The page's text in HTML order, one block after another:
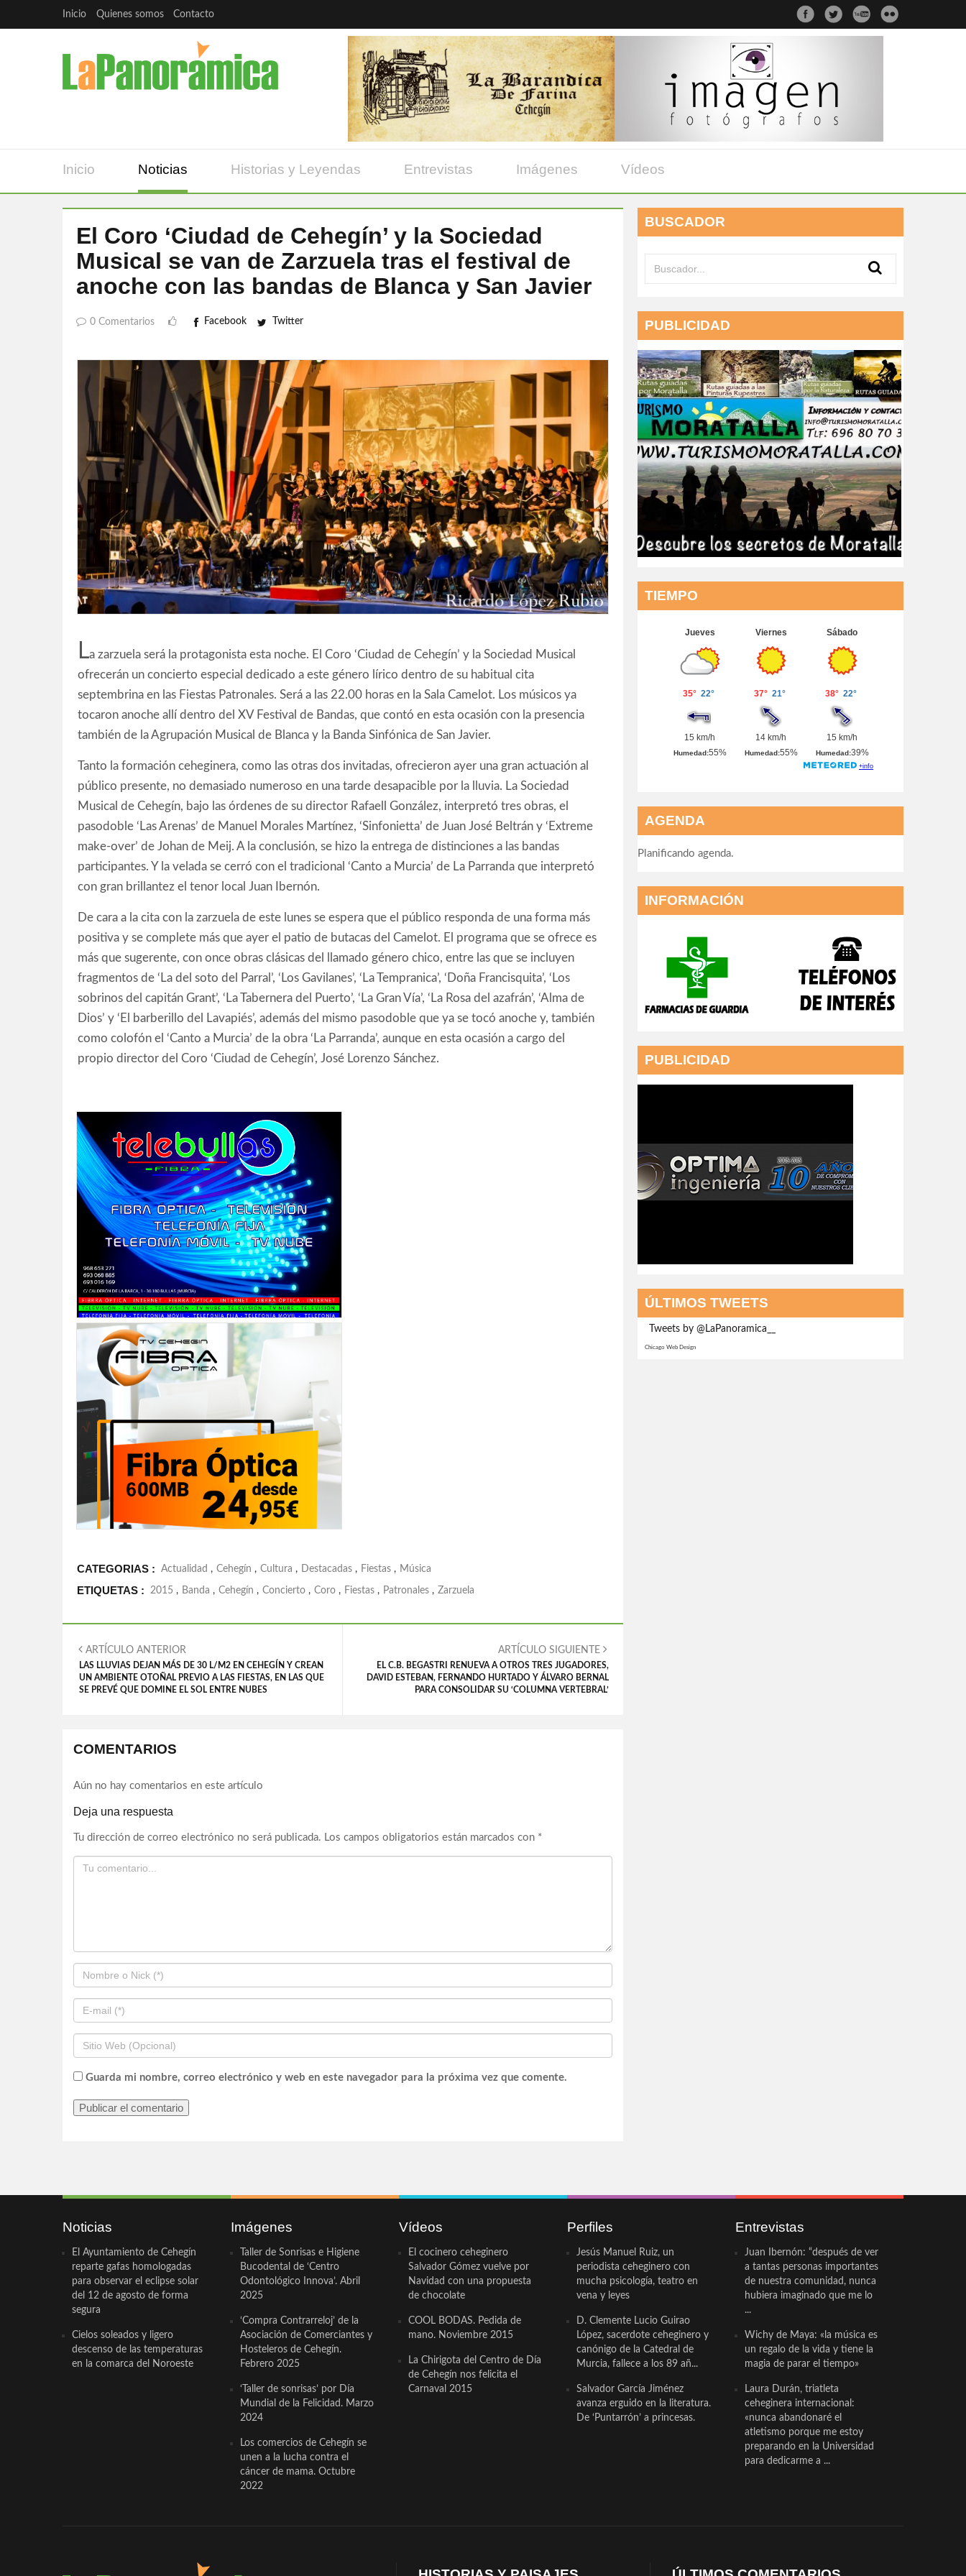
Inicio Quienes somos Contacto
Inicio Noticias Historias y Leyendas Entrevistas Imágenes Vídeos
El Coro ‘Ciudad de Cehegín’ y la Sociedad
Musical se van de Zarzuela tras el festival de
anoche con las bandas de Blanca y San Javier
0 Comentarios Facebook Twitter
La zarzuela será la protagonista esta noche. El Coro ‘Ciudad de Cehegín’ y la Sociedad Musical
ofrecerán un concierto especial dedicado a este género lírico dentro de su habitual cita
septembrina en las Fiestas Patronales. Será a las 22.00 horas en la Sala Camelot. Los músicos ya
tocaron anoche allí dentro del XV Festival de Bandas, que contó en esta ocasión con la presencia
también de la Agrupación Musical de Blanca y la Banda Sinfónica de San Javier.
Tanto la formación ceheginera, como las otras dos invitadas, ofrecieron ayer una gran actuación al
público presente, no demasiado numeroso en una tarde desapacible por la lluvia. La Sociedad
Musical de Cehegín, bajo las órdenes de su director Rafaell González, interpretó tres obras, el
pasodoble ‘Las Arenas’ de Manuel Morales Martínez, ‘Sinfonietta’ de Juan José Beltrán y ‘Extreme
make-over’ de Johan de Meij. A la conclusión, se hizo la entrega de distinciones a las bandas
participantes. Y la velada se cerró con el tradicional ‘Canto a Murcia’ de La Parranda que interpretó
con gran brillantez el tenor local Juan Ibernón.
De cara a la cita con la zarzuela de este lunes se espera que el público responda de una forma más
positiva y se complete más que ayer el patio de butacas del Camelot. El programa que se ofrece es
más que sugerente, con once obras clásicas del llamado género chico, entre las que se incluyen
fragmentos de ‘La del soto del Parral’, ‘Los Gavilanes’, ‘La Tempranica’, ‘Doña Francisquita’, ‘Los
sobrinos del capitán Grant’, ‘La Tabernera del Puerto’, ‘La Gran Vía’, ‘La Rosa del azafrán’, ‘Alma de
Dios’ y ‘El barberillo del Lavapiés’, además del mismo pasodoble que ya se tocó anoche y, también
como colofón el ‘Canto a Murcia’ de la obra ‘La Parranda’, aunque en esta ocasión a cargo del
propio director del Coro ‘Ciudad de Cehegín’, José Lorenzo Sánchez.
CATEGORIAS : Actualidad , Cehegín , Cultura , Destacadas , Fiestas , Música
ETIQUETAS : 2015 , Banda , Cehegín , Concierto , Coro , Fiestas , Patronales , Zarzuela
ARTÍCULO ANTERIOR
LAS LLUVIAS DEJAN MÁS DE 30 L/M2 EN CEHEGÍN Y CREAN
UN AMBIENTE OTOÑAL PREVIO A LAS FIESTAS, EN LAS QUE
SE PREVÉ QUE DOMINE EL SOL ENTRE NUBES
ARTÍCULO SIGUIENTE
EL C.B. BEGASTRI RENUEVA A OTROS TRES JUGADORES,
DAVID ESTEBAN, FERNANDO HURTADO Y ÁLVARO BERNAL
PARA CONSOLIDAR SU ‘COLUMNA VERTEBRAL’
COMENTARIOS
Aún no hay comentarios en este artículo
Deja una respuesta
Tu dirección de correo electrónico no será publicada. Los campos obligatorios están marcados con *
Guarda mi nombre, correo electrónico y web en este navegador para la próxima vez que comente.
BUSCADOR
PUBLICIDAD
TIEMPO
AGENDA
Planificando agenda.
INFORMACIÓN
PUBLICIDAD
ÚLTIMOS TWEETS
Tweets by @LaPanoramica__
Chicago Web Design
Noticias
El Ayuntamiento de Cehegín
reparte gafas homologadas
para observar el eclipse solar
del 12 de agosto de forma
segura
Cielos soleados y ligero
descenso de las temperaturas
en la comarca del Noroeste
Imágenes
Taller de Sonrisas e Higiene
Bucodental de ‘Centro
Odontológico Innova’. Abril
2025
‘Compra Contrarreloj’ de la
Asociación de Comerciantes y
Hosteleros de Cehegín.
Febrero 2025
‘Taller de sonrisas’ por Día
Mundial de la Felicidad. Marzo
2024
Los comercios de Cehegín se
unen a la lucha contra el
cáncer de mama. Octubre
2022
Vídeos
El cocinero ceheginero
Salvador Gómez vuelve por
Navidad con una propuesta
de chocolate
COOL BODAS. Pedida de
mano. Noviembre 2015
La Chirigota del Centro de Día
de Cehegín nos felicita el
Carnaval 2015
Perfiles
Jesús Manuel Ruiz, un
periodista ceheginero con
mucha psicología, teatro en
vena y leyes
D. Clemente Lucio Guirao
López, sacerdote ceheginero y
canónigo de la Catedral de
Murcia, fallece a los 89 añ...
Salvador García Jiménez
avanza erguido en la literatura.
De ‘Puntarrón’ a princesas.
Entrevistas
Juan Ibernón: “después de ver
a tantas personas importantes
de nuestra comunidad, nunca
hubiera imaginado que me lo
...
Wichy de Maya: «la música es
un regalo de la vida y tiene la
magia de parar el tiempo»
Laura Durán, triatleta
ceheginera internacional:
«nunca abandonaré el
atletismo porque me estoy
preparando en la Universidad
para dedicarme a ...